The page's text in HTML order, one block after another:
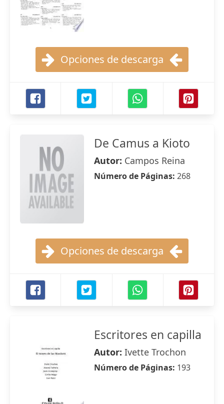
Opciones de descarga
De Camus a Kioto
Autor: Campos Reina
Número de Páginas: 268
Opciones de descarga
Escritores en capilla
Autor: Ivette Trochon
Número de Páginas: 193